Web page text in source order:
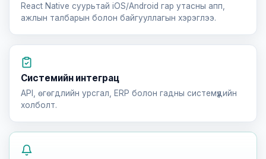
React Native суурьтай iOS/Android гар утасны апп,
ажлын талбарын болон байгууллагын хэрэглээ.
Системийн интеграц
API, өгөгдлийн урсгал, ERP болон гадны системүүдийн
холболт.